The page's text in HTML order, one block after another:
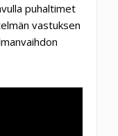
puhaltimet
vastuksen